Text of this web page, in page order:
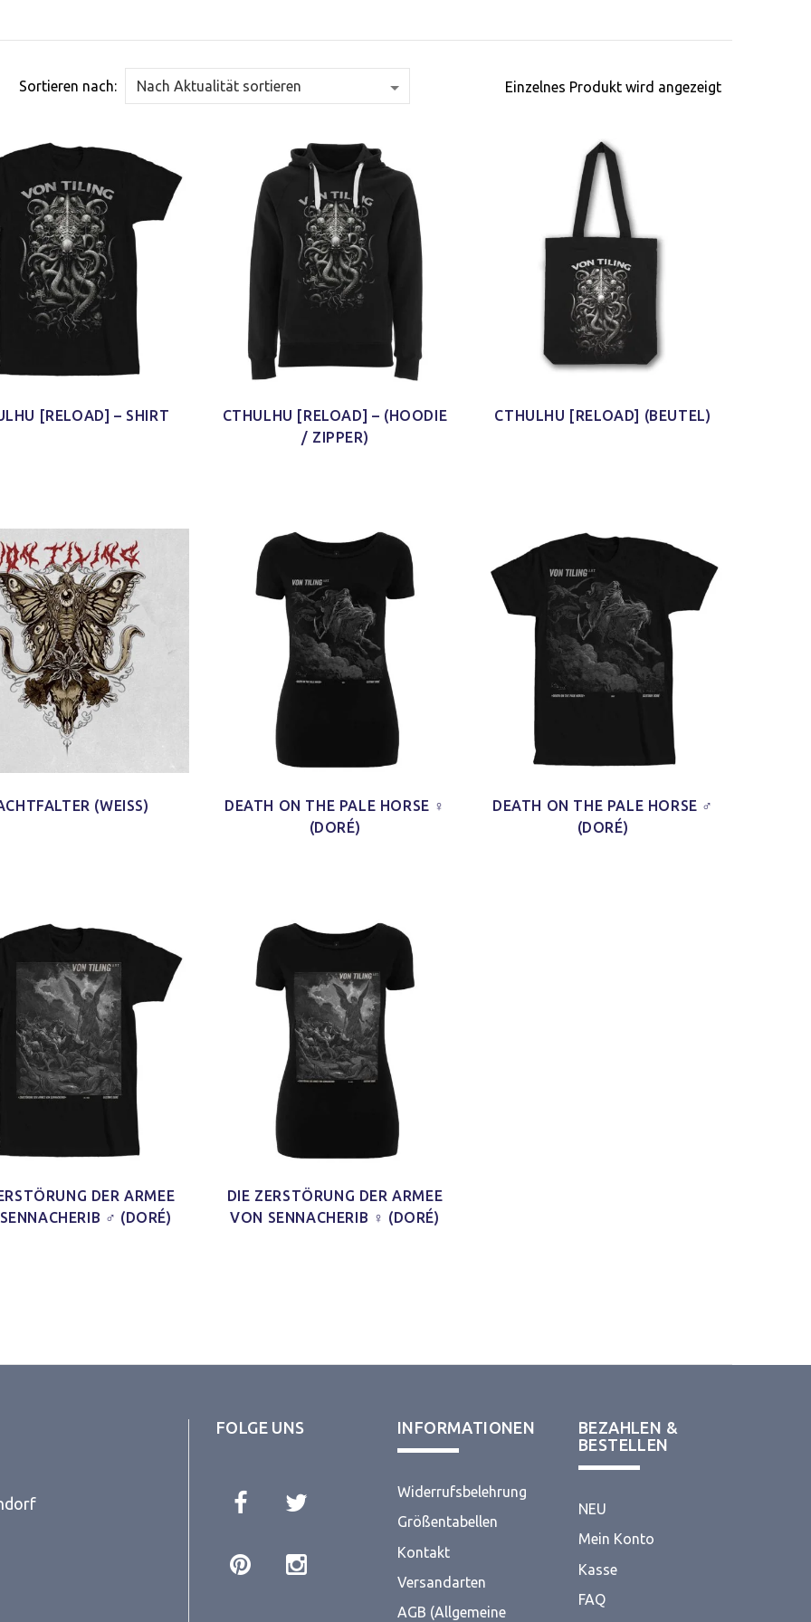
jetzt schon mein neues
Lieblings-Oberteil.
Jacy W.
und mal was anderes als
immer nur diese Bandshirts.
Jonas H.
Sortieren nach: Einzelnes Produkt wird angezeigt
[RELOAD] – SHIRT
CTHULHU [RELOAD] – (HOODIE
/ ZIPPER)
CTHULHU [RELOAD] (BEUTEL)
(WEISS)
DEATH ON THE PALE HORSE ♀
(DORÉ)
DEATH ON THE PALE HORSE ♂
(DORÉ)
DER ARMEE
♂ (DORÉ)
DIE ZERSTÖRUNG DER ARMEE
VON SENNACHERIB ♀ (DORÉ)
FOLGE UNS INFORMATIONEN
Widerrufsbelehrung
Größentabellen
Kontakt
Versandarten
AGB (Allgemeine
BEZAHLEN &
BESTELLEN
NEU
Mein Konto
Kasse
FAQ